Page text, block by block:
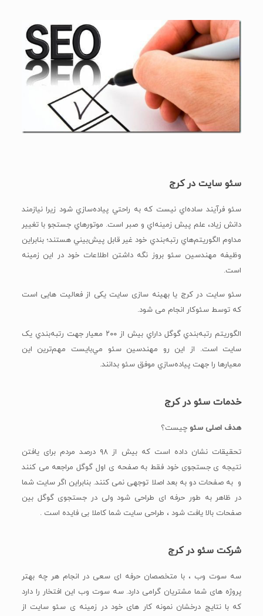
سئو سایت در کرج
سئو فرآيند ساده‌اي نيست که به راحتي پياده‌سازي شود زيرا نيازمند
دانش زياد، علم پيش زمينه‌اي و صبر است. موتور‌هاي جستجو با تغيير
مداوم الگوريتم‌هاي رتبه‌بندي خود غير قابل پيش‌بيني هستند؛ بنابراين
وظيفه مهندسين سئو بروز نگه داشتن اطلاعات خود در اين زمينه
است.
سئو سایت در کرج یا بهینه سازی سایت یکی از فعالیت هایی است
که توسط سئوکار انجام می شود.
الگوريتم رتبه‌بندي گوگل داراي بيش از ۲۰۰ معيار جهت رتبه‌بندي يک
سايت است. از اين رو مهندسين سئو مي‌بايست مهم‌ترين اين
معيار‌ها را جهت پياده‌سازي موفق سئو بدانند.
خدمات سئو در کرج
هدف اصلی سئو چیست؟
تحقیقات نشان داده است که بیش از ۹۸ درصد مردم برای یافتن
نتیجه ی جستجوی خود فقط به صفحه ی اول گوگل مراجعه می کنند
و به صفحات دو به بعد اصلا توجهی نمی کنند. بنابراین اگر سایت شما
در ظاهر به طور حرفه ای طراحی شود ولی در جستجوی گوگل بین
صفحات بالا یافت شود ، طراحی سایت شما کاملا بی فایده است .
شرکت سئو در کرج
سه سوت وب ، با متخصصان حرفه ای سعی در انجام هر چه بهتر
پروژه های شما مشتریان گرامی دارد. سه سوت وب این افتخار را دارد
که با نتایج درخشان نمونه کار های خود در زمینه ی سئو سایت از